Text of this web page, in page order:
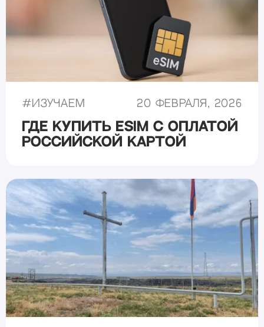
#Изучаем 20 февраля, 2026
Где купить eSIM с оплатой
российской картой